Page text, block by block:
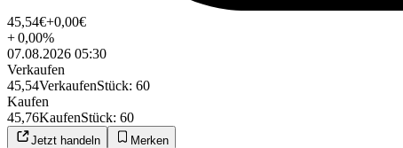
45,54€+0,00€
+0,00%
07.08.2026 05:30
Verkaufen
45,54VerkaufenStück: 60
Kaufen
45,76KaufenStück: 60
Jetzt handeln Merken